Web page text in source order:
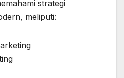
strategi
meliputi: